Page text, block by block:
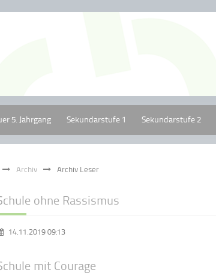
5. Jahrgang Sekundarstufe 1 Sekundarstufe 2
Archiv Archiv Leser
ohne Rassismus
14.11.2019 09:13
mit Courage